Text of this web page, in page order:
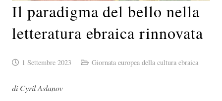
Il paradigma del bello nella
letteratura ebraica rinnovata
1 Settembre 2023 Giornata europea della cultura ebraica
di Cyril Aslanov